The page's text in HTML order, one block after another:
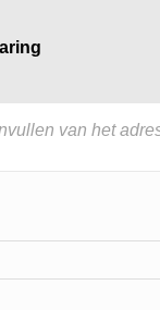
van het